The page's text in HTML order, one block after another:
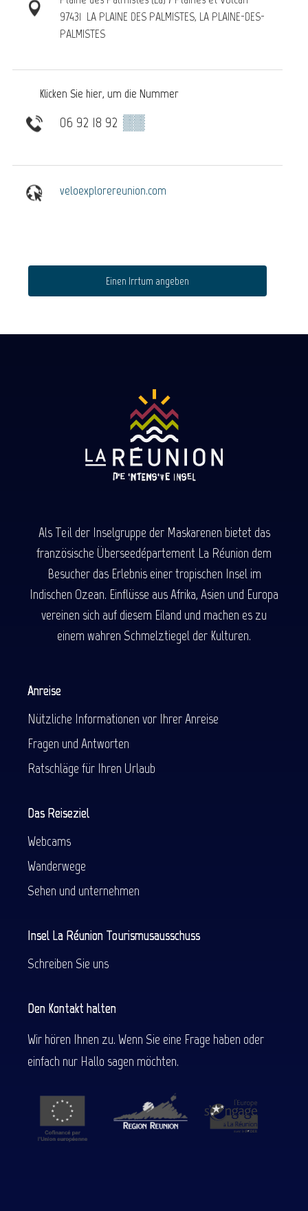
97431 LA PLAINE DES PALMISTES, LA PLAINE-DES-
PALMISTES
Klicken Sie hier, um die Nummer
06 92 18 92 ▒▒
veloexplorereunion.com
Einen Irrtum angeben
Als Teil der Inselgruppe der Maskarenen bietet das
französische Überseedépartement La Réunion dem
Besucher das Erlebnis einer tropischen Insel im
Indischen Ozean. Einflüsse aus Afrika, Asien und Europa
vereinen sich auf diesem Eiland und machen es zu
einem wahren Schmelztiegel der Kulturen.
Anreise
Nützliche Informationen vor Ihrer Anreise
Fragen und Antworten
Ratschläge für Ihren Urlaub
Das Reiseziel
Webcams
Wanderwege
Sehen und unternehmen
Insel La Réunion Tourismusausschuss
Schreiben Sie uns
Den Kontakt halten
Wir hören Ihnen zu. Wenn Sie eine Frage haben oder
einfach nur Hallo sagen möchten.